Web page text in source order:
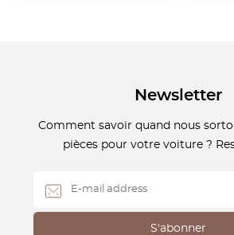
Newsletter
Comment savoir quand nous
pièces pour votre voiture ?